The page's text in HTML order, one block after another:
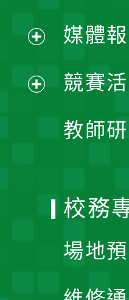
媒體
競賽
教師
開
校務
場地